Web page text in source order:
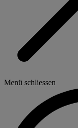
Menü schliessen